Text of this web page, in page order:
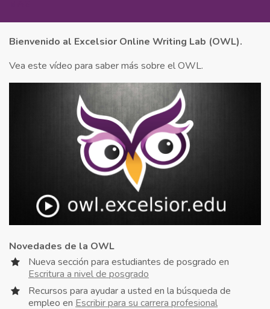
Bienvenido al Excelsior Online Writing Lab (OWL).
Vea este vídeo para saber más sobre el OWL.
Novedades de la OWL
Nueva sección para estudiantes de posgrado en
Escritura a nivel de posgrado
Recursos para ayudar a usted en la búsqueda de
empleo en Escribir para su carrera profesional